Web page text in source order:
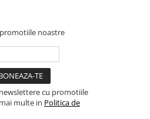
noastre
cu promotiile
multe in Politica de